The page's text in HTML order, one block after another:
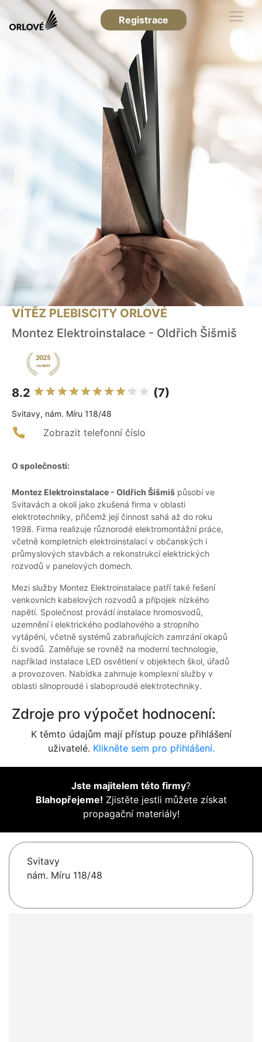
Registrace
VÍTĚZ PLEBISCITY ORLOVÉ
Montez Elektroinstalace - Oldřich Šišmiš
8.2 (7)
Svitavy, nám. Míru 118/48
Zobrazit telefonní číslo
O společnosti:
Montez Elektroinstalace - Oldřich Šišmiš působí ve
Svitavách a okolí jako zkušená firma v oblasti
elektrotechniky, přičemž její činnost sahá až do roku
1998. Firma realizuje různorodé elektromontážní práce,
včetně kompletních elektroinstalací v občanských i
průmyslových stavbách a rekonstrukcí elektrických
rozvodů v panelových domech.
Mezi služby Montez Elektroinstalace patří také řešení
venkovních kabelových rozvodů a přípojek nízkého
napětí. Společnost provádí instalace hromosvodů,
uzemnění i elektrického podlahového a stropního
vytápění, včetně systémů zabraňujících zamrzání okapů
či svodů. Zaměřuje se rovněž na moderní technologie,
například instalace LED osvětlení v objektech škol, úřadů
a provozoven. Nabídka zahrnuje komplexní služby v
oblasti silnoproudé i slaboproudé elektrotechniky.
Zdroje pro výpočet hodnocení:
K těmto údajům mají přístup pouze přihlášení
uživatelé. Klikněte sem pro přihlášení.
Jste majitelem této firmy?
Blahopřejeme! Zjistěte jestli můžete získat
propagační materiály!
Svitavy
nám. Míru 118/48